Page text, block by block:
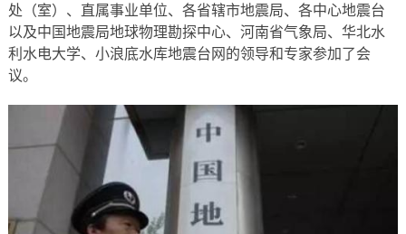
处（室）、直属事业单位、各省辖市地震局、各中心地震台
以及中国地震局地球物理勘探中心、河南省气象局、华北水
利水电大学、小浪底水库地震台网的领导和专家参加了会
议。